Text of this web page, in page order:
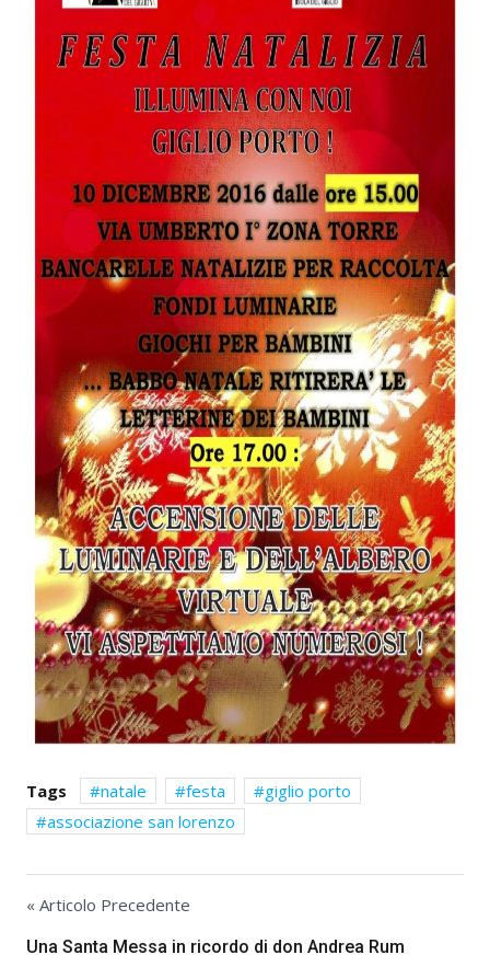
Tags natale festa
giglio porto
associazione san lorenzo
« Articolo Precedente
Una Santa Messa in ricordo di don Andrea Rum